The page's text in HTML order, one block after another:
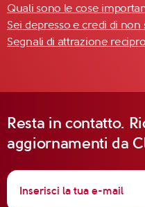
Quali sono le cose
Sei depresso e credi di non
Segnali di attrazione
Resta in contatto.
aggiornamenti da